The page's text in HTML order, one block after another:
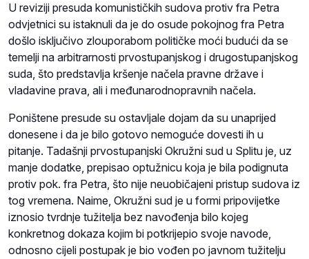
U reviziji presuda komunističkih sudova protiv fra Petra
odvjetnici su istaknuli da je do osude pokojnog fra Petra
došlo isključivo zlouporabom političke moći budući da se
temelji na arbitrarnosti prvostupanjskog i drugostupanjskog
suda, što predstavlja kršenje načela pravne države i
vladavine prava, ali i međunarodnopravnih načela.
Poništene presude su ostavljale dojam da su unaprijed
donesene i da je bilo gotovo nemoguće dovesti ih u
pitanje. Tadašnji prvostupanjski Okružni sud u Splitu je, uz
manje dodatke, prepisao optužnicu koja je bila podignuta
protiv pok. fra Petra, što nije neuobičajeni pristup sudova iz
tog vremena. Naime, Okružni sud je u formi pripovijetke
iznosio tvrdnje tužitelja bez navođenja bilo kojeg
konkretnog dokaza kojim bi potkrijepio svoje navode,
odnosno cijeli postupak je bio vođen po javnom tužitelju